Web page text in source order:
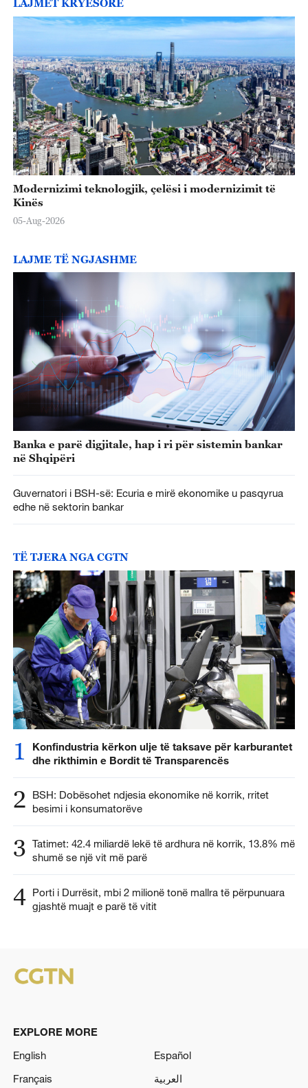
LAJMET KRYESORE
Modernizimi teknologjik, çelësi i modernizimit të
Kinës
05-Aug-2026
LAJME TË NGJASHME
Banka e parë digjitale, hap i ri për sistemin bankar
në Shqipëri
Guvernatori i BSH-së: Ecuria e mirë ekonomike u pasqyrua
edhe në sektorin bankar
TË TJERA NGA CGTN
1
Konfindustria kërkon ulje të taksave për karburantet
dhe rikthimin e Bordit të Transparencës
2
BSH: Dobësohet ndjesia ekonomike në korrik, rritet
besimi i konsumatorëve
3 Tatimet: 42.4 miliardë lekë të ardhura në korrik, 13.8% më
shumë se një vit më parë
4 Porti i Durrësit, mbi 2 milionë tonë mallra të përpunuara
gjashtë muajt e parë të vitit
EXPLORE MORE
English
Español
Français
العربية